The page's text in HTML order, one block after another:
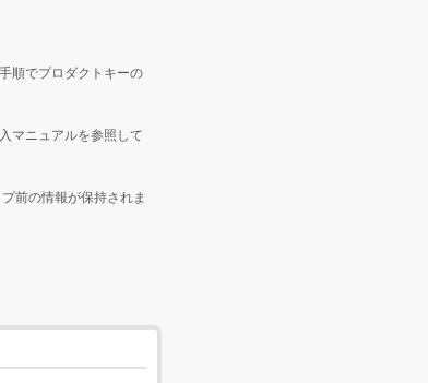
順でプロダクトキーの
マニュアルを参照して
前の情報が保持されま